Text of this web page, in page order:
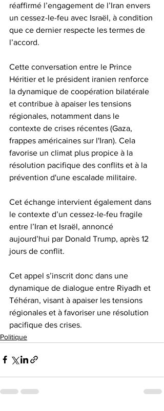
réaffirmé l’engagement de l’Iran envers
un cessez-le-feu avec Israël, à condition
que ce dernier respecte les termes de
l’accord.
Cette conversation entre le Prince
Héritier et le président iranien renforce
la dynamique de coopération bilatérale
et contribue à apaiser les tensions
régionales, notamment dans le
contexte de crises récentes (Gaza,
frappes américaines sur l'Iran). Cela
favorise un climat plus propice à la
résolution pacifique des conflits et à la
prévention d'une escalade militaire.
Cet échange intervient également dans
le contexte d’un cessez-le-feu fragile
entre l’Iran et Israël, annoncé
aujourd’hui par Donald Trump, après 12
jours de conflit.
Cet appel s’inscrit donc dans une
dynamique de dialogue entre Riyadh et
Téhéran, visant à apaiser les tensions
régionales et à favoriser une résolution
pacifique des crises.
Politique